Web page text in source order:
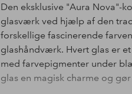
Den eksklusive "Aura Nova"-
glasværk ved hjælp af den
forskellige fascinerende
glashåndværk. Hvert glas er
med farvepigmenter under
glas en magisk charme og